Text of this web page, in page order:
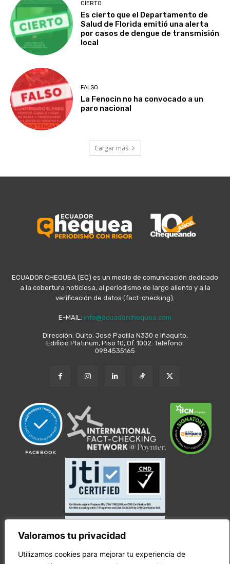
Valoramos tu privacidad
Utilizamos cookies para mejorar tu experiencia de
CIERTO
Es cierto que el Departamento de
Salud de Florida emitió una alerta
por casos de dengue de transmisión
local
FALSO
La Fenocin no ha convocado a un
paro nacional
Cargar más
ECUADOR CHEQUEA (EC) es un medio de comunicación dedicado
a la cobertura noticiosa, al periodismo de largo aliento y a la
verificación de datos (fact-checking).
E-MAIL: info@ecuadorchequea.com
Dirección: Quito: José Padilla N330 e Iñaquito,
Edificio Platinum, Piso 10, Of. 1002. Teléfono:
0984535165